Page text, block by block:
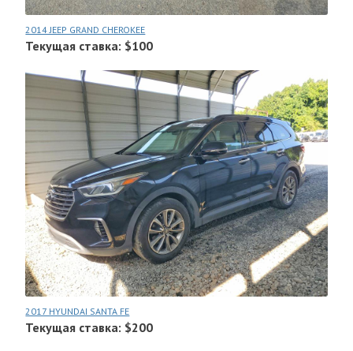
2014 JEEP GRAND CHEROKEE
Текущая ставка: $100
2017 HYUNDAI SANTA FE
Текущая ставка: $200